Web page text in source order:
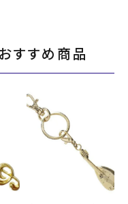
すすめ商品